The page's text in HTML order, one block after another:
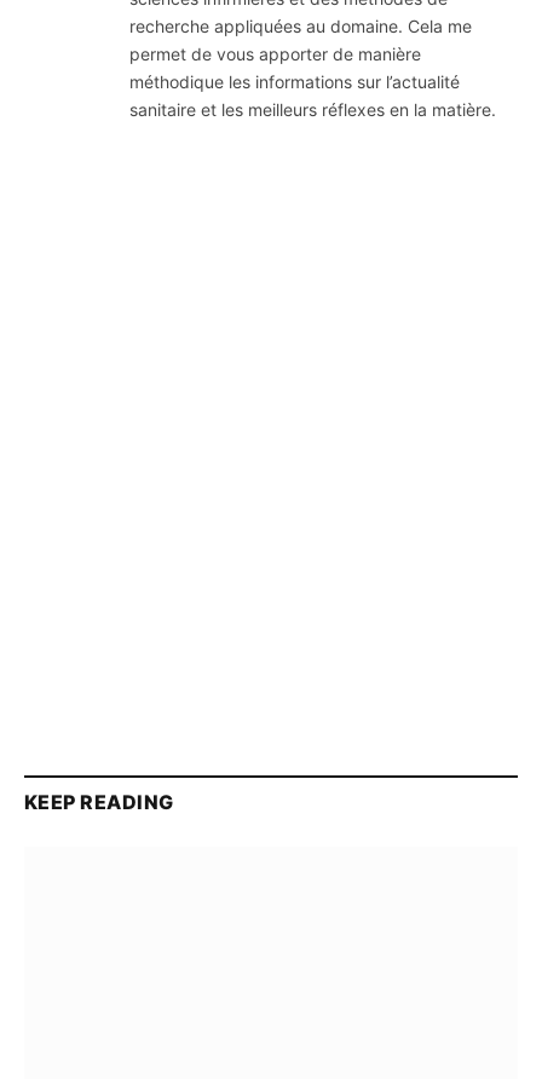
recherche appliquées au domaine. Cela me
permet de vous apporter de manière
méthodique les informations sur l’actualité
sanitaire et les meilleurs réflexes en la matière.
KEEP READING